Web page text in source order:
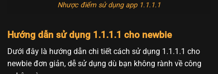
Nhược điểm sử dụng app 1.1.1.1
Hướng dẫn sử dụng 1.1.1.1 cho newbie
Dưới đây là hướng dẫn chi tiết cách sử dụng 1.1.1.1 cho
newbie đơn giản, dễ sử dụng dù bạn không rành về công